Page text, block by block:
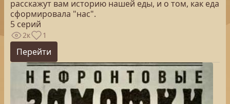
расскажут вам историю нашей еды, и о том, как еда
сформировала "нас".
5 серий
2к 1
Перейти